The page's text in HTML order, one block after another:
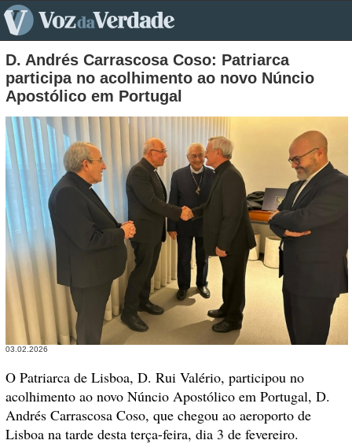
D. Andrés Carrascosa Coso: Patriarca
participa no acolhimento ao novo Núncio
Apostólico em Portugal
03.02.2026
O Patriarca de Lisboa, D. Rui Valério, participou no
acolhimento ao novo Núncio Apostólico em Portugal, D.
Andrés Carrascosa Coso, que chegou ao aeroporto de
Lisboa na tarde desta terça-feira, dia 3 de fevereiro.